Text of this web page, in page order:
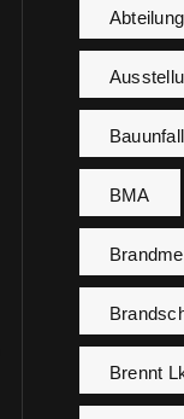
Bauunfall
BMA
Brennt